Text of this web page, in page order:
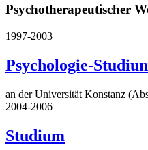
Psychotherapeutischer
1997-2003
Psychologie-
an der Universität Konstanz
2004-2006
Studium